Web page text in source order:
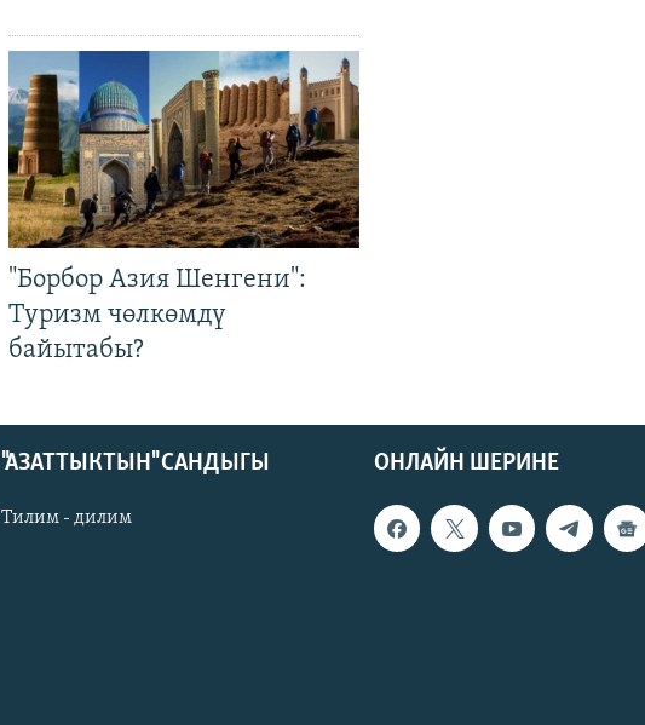
"Борбор Азия Шенгени":
Туризм чөлкөмдү
байытабы?
ОНЛАЙН ШЕРИНЕ
"АЗАТТЫКТЫН" САНДЫГЫ
Тилим - дилим